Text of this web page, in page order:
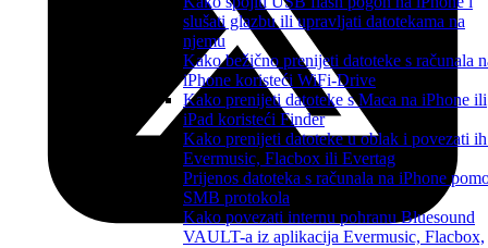
slušati glazbu ili upravljati datotekama na
njemu
Kako bežično prenijeti datoteke s računala
iPhone koristeći WiFi-Drive
Kako prenijeti datoteke s Maca na iPhone ili
iPad koristeći Finder
Kako prenijeti datoteke u oblak i povezati
Evermusic, Flacbox ili Evertag
Prijenos datoteka s računala na iPhone
SMB protokola
Kako povezati internu pohranu Bluesound
VAULT-a iz aplikacija Evermusic, Flacbox,